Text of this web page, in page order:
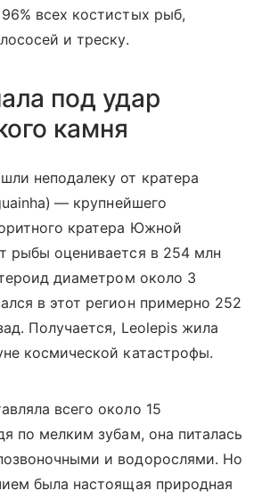
всех костистых рыб,
и треску.
под удар
камня
неподалеку от кратера
— крупнейшего
кратера Южной
рыбы оценивается в 254 млн
диаметром около 3
в этот регион примерно 252
Получается, Leolepis жила
космической катастрофы.
всего около 15
по мелким зубам, она питалась
и водорослями. Но
была настоящая природная